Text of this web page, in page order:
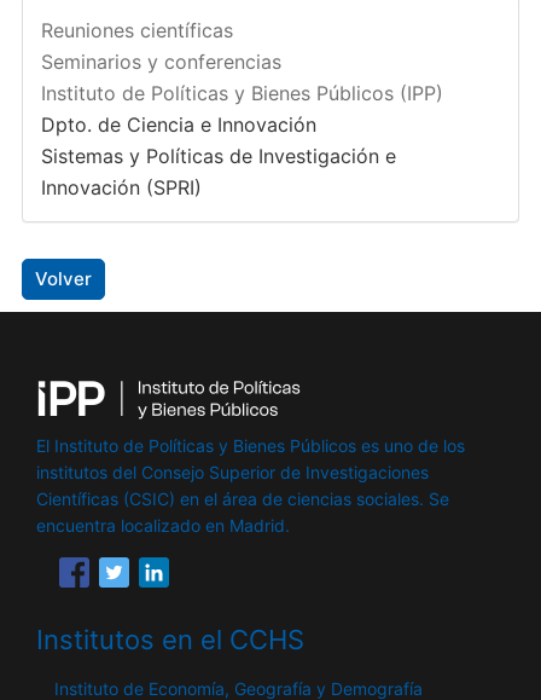
Reuniones científicas
Seminarios y conferencias
Instituto de Políticas y Bienes Públicos (IPP)
Dpto. de Ciencia e Innovación
Sistemas y Políticas de Investigación e
Innovación (SPRI)
Volver
El Instituto de Políticas y Bienes Públicos es uno de los
institutos del Consejo Superior de Investigaciones
Científicas (CSIC) en el área de ciencias sociales. Se
encuentra localizado en Madrid.
Institutos en el CCHS
Instituto de Economía, Geografía y Demografía